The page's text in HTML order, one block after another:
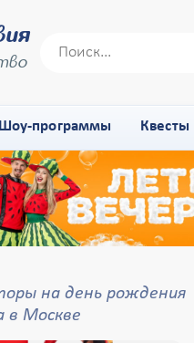
Шоу-программы Квесты
на день рождения
в Москве